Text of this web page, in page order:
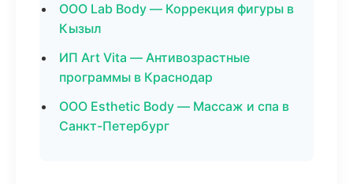
ООО Lab Body — Коррекция фигуры в
Кызыл
ИП Art Vita — Антивозрастные
программы в Краснодар
ООО Esthetic Body — Массаж и спа в
Санкт-Петербург